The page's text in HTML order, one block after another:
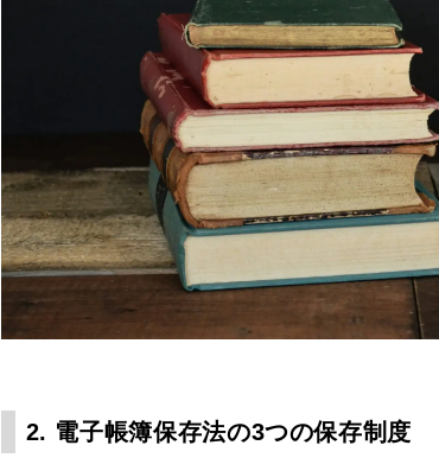
2. 電子帳簿保存法の3つの保存制度